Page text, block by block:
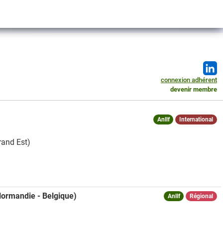
connexion adhérent
devenir membre
International
Anllf
Est)
Régional
Anllf
- Belgique)